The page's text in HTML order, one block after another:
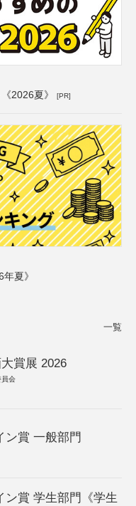
2026夏》 [PR]
夏》
一覧
賞展 2026
員会
ン賞 一般部門
ン賞 学生部門《学生